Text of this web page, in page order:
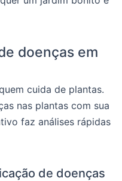
doenças em
cuida de plantas.
nas plantas com sua
faz análises rápidas
de doenças